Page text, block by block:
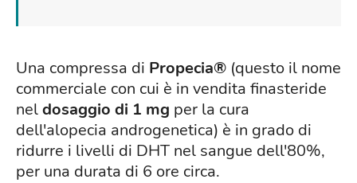
Una compressa di Propecia® (questo il nome
commerciale con cui è in vendita finasteride
neldosaggio di 1 mg per la cura
dell'alopecia androgenetica) è in grado di
ridurre i livelli di DHT nel sangue dell'80%,
per una durata di 6 ore circa.